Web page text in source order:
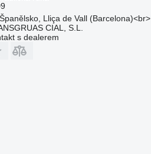
Španělsko, Lliça de Vall (Barcelona)<br>
CIAL, S.L.
s dealerem